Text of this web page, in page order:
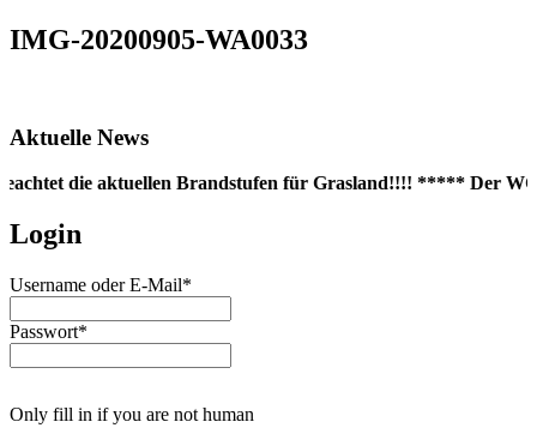
IMG-20200905-WA0033
Aktuelle News
die aktuellen Brandstufen für Grasland!!!! ***** Der
Login
Username oder E-Mail*
Passwort*
Only fill in if you are not human